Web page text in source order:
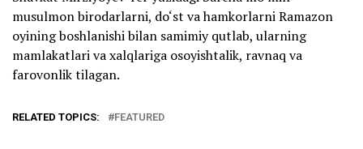
musulmon birodarlarni, do‘st va hamkorlarni Ramazon
oyining boshlanishi bilan samimiy qutlab, ularning
mamlakatlari va xalqlariga osoyishtalik, ravnaq va
farovonlik tilagan.
RELATED TOPICS: FEATURED